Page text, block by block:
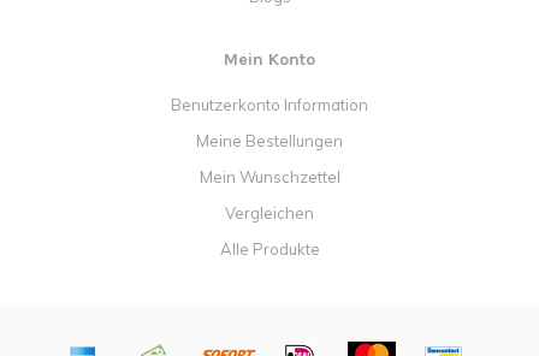
Mein Konto
Benutzerkonto Information
Meine Bestellungen
Mein Wunschzettel
Vergleichen
Alle Produkte